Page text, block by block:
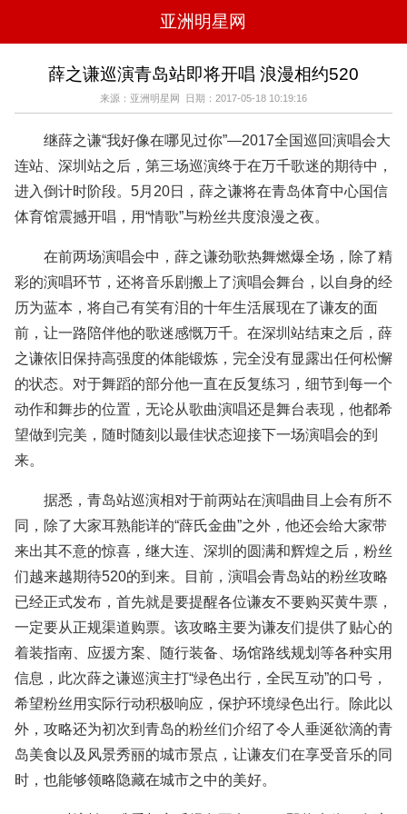
亚洲明星网
电影 电视 综艺
时尚
八卦 华人男明星
华人女明星
韩国男明星
欧美女明星
欧美男明星 泰国女明星 体育明星
薛之谦巡演青岛站即将开唱 浪漫相约520
来源：亚洲明星网 日期：2017-05-18 10:19:16
继薛之谦“我好像在哪见过你”—2017全国巡回演唱会大
连站、深圳站之后，第三场巡演终于在万千歌迷的期待中，
进入倒计时阶段。5月20日，薛之谦将在青岛体育中心国信
体育馆震撼开唱，用“情歌”与粉丝共度浪漫之夜。
在前两场演唱会中，薛之谦劲歌热舞燃爆全场，除了精
彩的演唱环节，还将音乐剧搬上了演唱会舞台，以自身的经
历为蓝本，将自己有笑有泪的十年生活展现在了谦友的面
前，让一路陪伴他的歌迷感慨万千。在深圳站结束之后，薛
之谦依旧保持高强度的体能锻炼，完全没有显露出任何松懈
的状态。对于舞蹈的部分他一直在反复练习，细节到每一个
动作和舞步的位置，无论从歌曲演唱还是舞台表现，他都希
望做到完美，随时随刻以最佳状态迎接下一场演唱会的到
来。
据悉，青岛站巡演相对于前两站在演唱曲目上会有所不
同，除了大家耳熟能详的“薛氏金曲”之外，他还会给大家带
来出其不意的惊喜，继大连、深圳的圆满和辉煌之后，粉丝
们越来越期待520的到来。目前，演唱会青岛站的粉丝攻略
已经正式发布，首先就是要提醒各位谦友不要购买黄牛票，
一定要从正规渠道购票。该攻略主要为谦友们提供了贴心的
着装指南、应援方案、随行装备、场馆路线规划等各种实用
信息，此次薛之谦巡演主打“绿色出行，全民互动”的口号，
希望粉丝用实际行动积极响应，保护环境绿色出行。除此以
外，攻略还为初次到青岛的粉丝们介绍了令人垂涎欲滴的青
岛美食以及风景秀丽的城市景点，让谦友们在享受音乐的同
时，也能够领略隐藏在城市之中的美好。